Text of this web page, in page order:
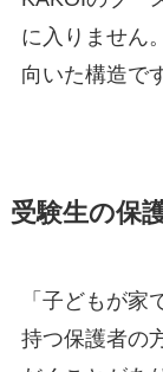
に入りません
向いた構造で
受験生の保
「子どもが
持つ保護者の